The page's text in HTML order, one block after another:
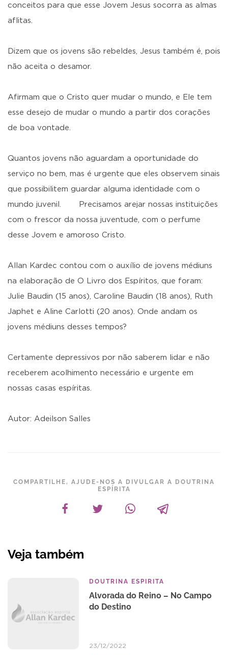
conceitos para que esse Jovem Jesus socorra as almas
aflitas.
Dizem que os jovens são rebeldes, Jesus também é, pois
não aceita o desamor.
Afirmam que o Cristo quer mudar o mundo, e Ele tem
esse desejo de mudar o mundo a partir dos corações
de boa vontade.
Quantos jovens não aguardam a oportunidade do
serviço no bem, mas é urgente que eles observem sinais
que possibilitem guardar alguma identidade com o
mundo juvenil. Precisamos arejar nossas instituições
com o frescor da nossa juventude, com o perfume
desse Jovem e amoroso Cristo.
Allan Kardec contou com o auxílio de jovens médiuns
na elaboração de O Livro dos Espíritos, que foram:
Julie Baudin (15 anos), Caroline Baudin (18 anos), Ruth
Japhet e Aline Carlotti (20 anos). Onde andam os
jovens médiuns desses tempos?
Certamente depressivos por não saberem lidar e não
receberem acolhimento necessário e urgente em
nossas casas espíritas.
Autor: Adeilson Salles
COMPARTILHE, AJUDE-NOS A DIVULGAR A DOUTRINA
ESPÍRITA
Veja também
DOUTRINA ESPIRITA
Alvorada do Reino – No Campo
do Destino
23/12/2022